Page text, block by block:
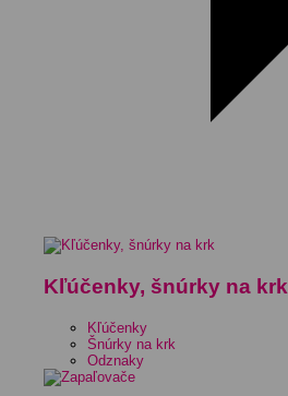
Kľúčenky, šnúrky na krk
Kľúčenky
Šnúrky na krk
Odznaky